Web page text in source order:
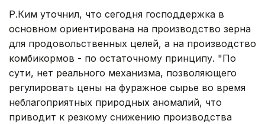
Р.Ким уточнил, что сегодня господдержка в
основном ориентирована на производство зерна
для продовольственных целей, а на производство
комбикормов - по остаточному принципу. "По
сути, нет реального механизма, позволяющего
регулировать цены на фуражное сырье во время
неблагоприятных природных аномалий, что
приводит к резкому снижению производства